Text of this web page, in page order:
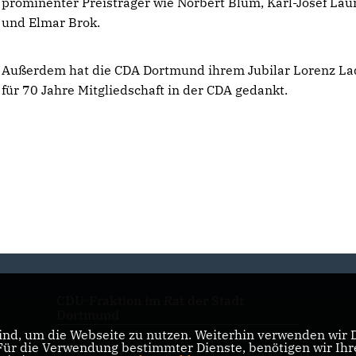
und Elmar Brok.
Außerdem hat die CDA Dortmund ihrem Jubilar Lorenz
für 70 Jahre Mitgliedschaft in der CDA gedankt.
CDU NRW
um die Webseite zu nutzen. Weiterhin verwenden
die Verwendung bestimmter Dienste, benötigen wir